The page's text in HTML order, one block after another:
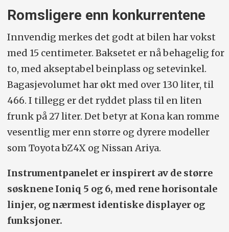
Romsligere enn konkurrentene
Innvendig merkes det godt at bilen har vokst
med 15 centimeter. Baksetet er nå behagelig for
to, med akseptabel beinplass og setevinkel.
Bagasjevolumet har økt med over 130 liter, til
466. I tillegg er det ryddet plass til en liten
frunk på 27 liter. Det betyr at Kona kan romme
vesentlig mer enn større og dyrere modeller
som Toyota bZ4X og Nissan Ariya.
Instrumentpanelet er inspirert av de større
søsknene Ioniq 5 og 6, med rene horisontale
linjer, og nærmest identiske displayer og
funksjoner.